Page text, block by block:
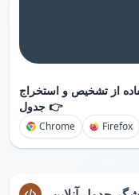
از تشخیص و استخراج
جدول 👉
Chrome Firefox